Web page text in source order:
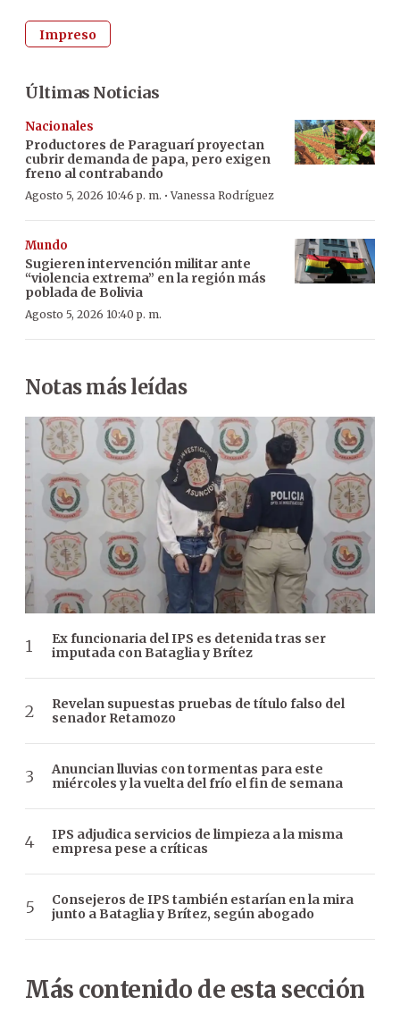
Impreso
Últimas Noticias
Nacionales
Productores de Paraguarí proyectan
cubrir demanda de papa, pero exigen
freno al contrabando
Agosto 5, 2026 10:46 p. m. ·Vanessa Rodríguez
Mundo
Sugieren intervención militar ante
“violencia extrema” en la región más
poblada de Bolivia
Agosto 5, 2026 10:40 p. m.
Notas más leídas
Ex funcionaria del IPS es detenida tras ser
imputada con Bataglia y Brítez
Revelan supuestas pruebas de título falso del
senador Retamozo
Anuncian lluvias con tormentas para este
miércoles y la vuelta del frío el fin de semana
IPS adjudica servicios de limpieza a la misma
empresa pese a críticas
Consejeros de IPS también estarían en la mira
junto a Bataglia y Brítez, según abogado
Más contenido de esta sección